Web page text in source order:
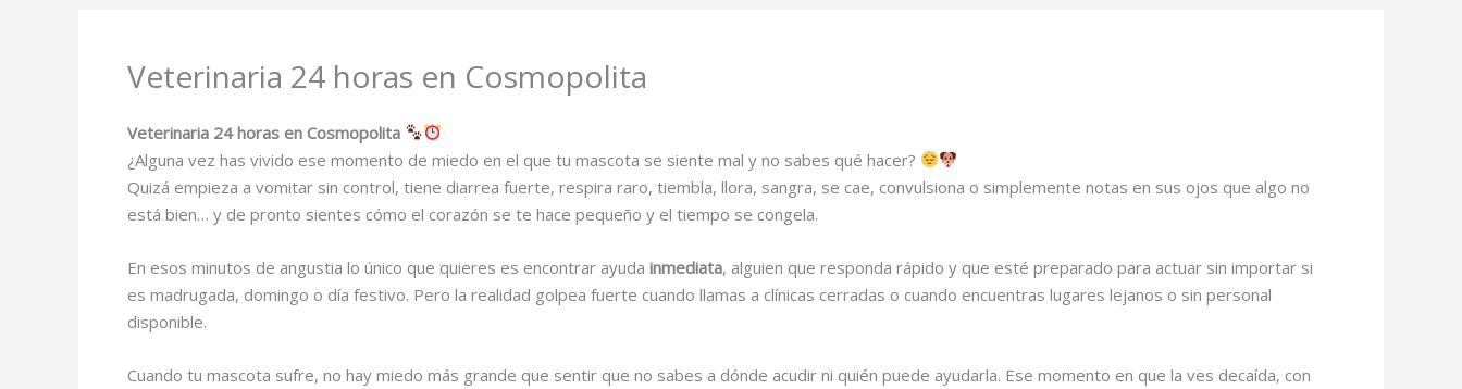
Veterinaria 24 horas en Cosmopolita
Veterinaria 24 horas en Cosmopolita
¿Alguna vez has vivido ese momento de miedo en el que tu mascota se siente mal y no sabes qué hacer?
Quizá empieza a vomitar sin control, tiene diarrea fuerte, respira raro, tiembla, llora, sangra, se cae, convulsiona o simplemente notas en sus ojos que algo no
está bien… y de pronto sientes cómo el corazón se te hace pequeño y el tiempo se congela.
En esos minutos de angustia lo único que quieres es encontrar ayuda inmediata, alguien que responda rápido y que esté preparado para actuar sin importar si
es madrugada, domingo o día festivo. Pero la realidad golpea fuerte cuando llamas a clínicas cerradas o cuando encuentras lugares lejanos o sin personal
disponible.
Cuando tu mascota sufre, no hay miedo más grande que sentir que no sabes a dónde acudir ni quién puede ayudarla. Ese momento en que la ves decaída, con